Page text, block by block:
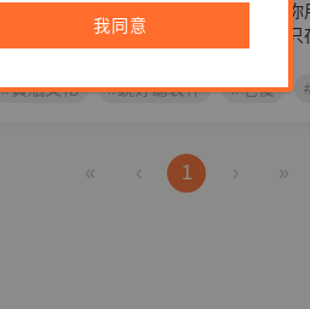
變老，並不一定是負面詞彙，重要的是
對老後，消極或樂觀，年老卻不衰老，只
#寶瓶文化
#鏡好聽製作 #老後
« ‹ 1 › »
我同意